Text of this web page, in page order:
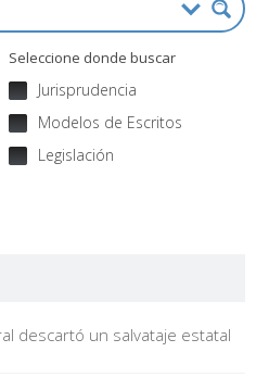
Seleccione donde buscar
Jurisprudencia
Modelos de Escritos
Legislación
descartó un salvataje estatal